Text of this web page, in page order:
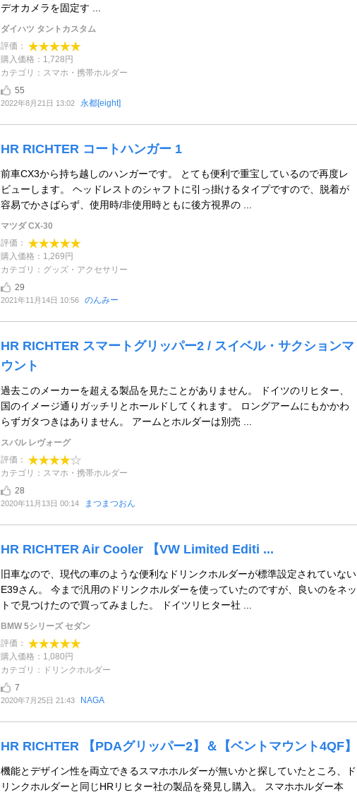
デオカメラを固定す ...
ダイハツ タントカスタム
評価：
購入価格：1,728円
カテゴリ：スマホ・携帯ホルダー
55
2022年8月21日 13:02 永都[eight]
HR RICHTER コートハンガー 1
前車CX3から持ち越しのハンガーです。 とても便利で重宝しているので再度レ
ビューします。 ヘッドレストのシャフトに引っ掛けるタイプですので、脱着が
容易でかさばらず、使用時/非使用時ともに後方視界の ...
マツダ CX-30
評価：
購入価格：1,269円
カテゴリ：グッズ・アクセサリー
29
2021年11月14日 10:56 のんみー
HR RICHTER スマートグリッパー2 / スイベル・サクションマ
ウント
過去このメーカーを超える製品を見たことがありません。 ドイツのリヒター、
国のイメージ通りガッチリとホールドしてくれます。 ロングアームにもかかわ
らずガタつきはありません。 アームとホルダーは別売 ...
スバル レヴォーグ
評価：
カテゴリ：スマホ・携帯ホルダー
28
2020年11月13日 00:14 まつまつおん
HR RICHTER Air Cooler 【VW Limited Editi ...
旧車なので、現代の車のような便利なドリンクホルダーが標準設定されていない
E39さん。 今まで汎用のドリンクホルダーを使っていたのですが、良いのをネッ
トで見つけたので買ってみました。 ドイツリヒター社 ...
BMW 5シリーズ セダン
評価：
購入価格：1,080円
カテゴリ：ドリンクホルダー
7
2020年7月25日 21:43 NAGA
HR RICHTER 【PDAグリッパー2】＆【ベントマウント4QF】
機能とデザイン性を両立できるスマホホルダーが無いかと探していたところ、ド
リンクホルダーと同じHRリヒター社の製品を発見し購入。 スマホホルダー本